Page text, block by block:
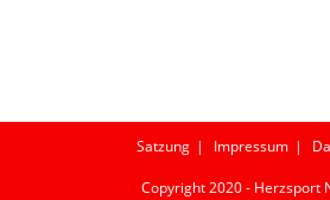
Satzung Impressum
Copyright 2020 - Herzsport